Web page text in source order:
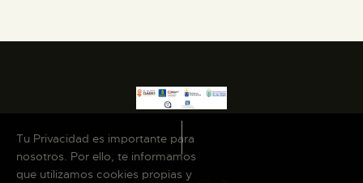
Tu Privacidad es importante para
nosotros. Por ello, te informamos
que utilizamos cookies propias y